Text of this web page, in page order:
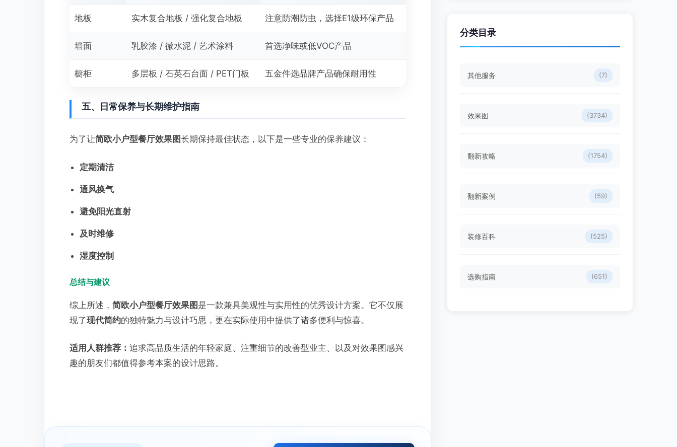
地板 实木复合地板 / 强化复合地板 注意防潮防虫，选择E1级环保产品
墙面 乳胶漆 / 微水泥 / 艺术涂料 首选净味或低VOC产品
橱柜 多层板 / 石英石台面 / PET门板 五金件选品牌产品确保耐用性
五、日常保养与长期维护指南
为了让简欧小户型餐厅效果图长期保持最佳状态，以下是一些专业的保养建议：
定期清洁
通风换气
避免阳光直射
及时维修
湿度控制
总结与建议
综上所述， 简欧小户型餐厅效果图 是一款兼具美观性与实用性的优秀设计方案。它不仅展
现了现代简约的独特魅力与设计巧思，更在实际使用中提供了诸多便利与惊喜。
适用人群推荐： 追求高品质生活的年轻家庭、注重细节的改善型业主、以及对效果图感兴
趣的朋友们都值得参考本案的设计思路。
分类目录
其他服务 (7)
效果图 (3734)
翻新攻略 (1754)
翻新案例 (59)
装修百科 (525)
选购指南 (651)